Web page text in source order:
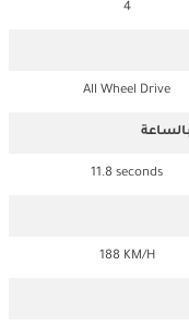
4
All Wheel Drive
11.8 seconds
188 KM/H